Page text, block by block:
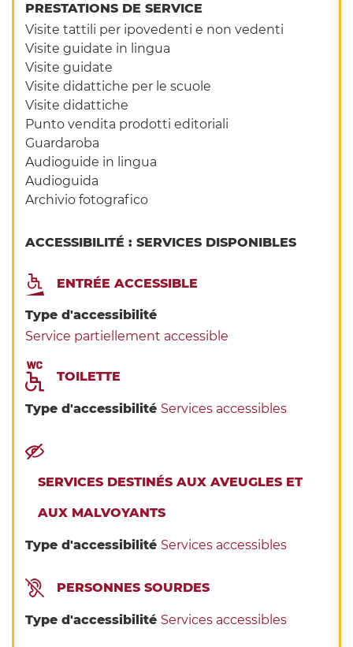
PRESTATIONS DE SERVICE
Visite tattili per ipovedenti e non vedenti
Visite guidate in lingua
Visite guidate
Visite didattiche per le scuole
Visite didattiche
Punto vendita prodotti editoriali
Guardaroba
Audioguide in lingua
Audioguida
Archivio fotografico
ACCESSIBILITÉ : SERVICES DISPONIBLES
ENTRÉE ACCESSIBLE
Type d'accessibilité
Service partiellement accessible
TOILETTE
Type d'accessibilité Services accessibles
SERVICES DESTINÉS AUX AVEUGLES ET
AUX MALVOYANTS
Type d'accessibilité Services accessibles
PERSONNES SOURDES
Type d'accessibilité Services accessibles